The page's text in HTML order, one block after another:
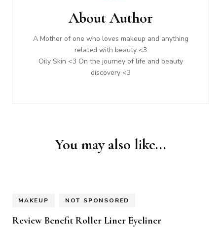
About Author
A Mother of one who loves makeup and anything
related with beauty <3
Oily Skin <3 On the journey of life and beauty
discovery <3
You may also like...
MAKEUP NOT SPONSORED
Review Benefit Roller Liner Eyeliner